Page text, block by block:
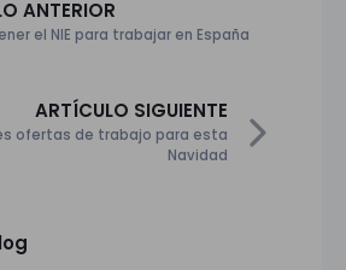
ANTERIOR
el NIE para trabajar en España
ARTÍCULO SIGUIENTE
ofertas de trabajo para esta
Navidad